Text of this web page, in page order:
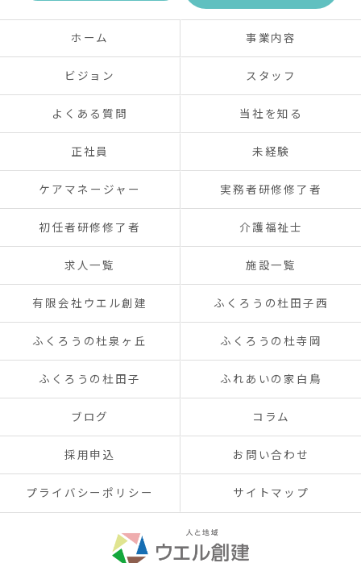
ホーム 事業内容
ビジョン スタッフ
よくある質問 当社を知る
正社員 未経験
ケアマネージャー 実務者研修修了者
初任者研修修了者 介護福祉士
求人一覧 施設一覧
有限会社ウエル創建 ふくろうの杜田子西
ふくろうの杜泉ヶ丘 ふくろうの杜寺岡
ふくろうの杜田子 ふれあいの家白鳥
ブログ コラム
採用申込 お問い合わせ
プライバシーポリシー サイトマップ